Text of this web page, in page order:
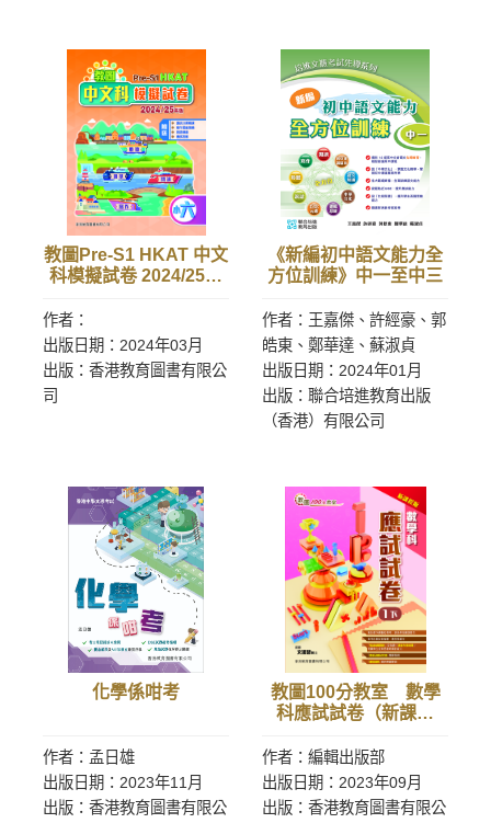
教圖Pre-S1 HKAT 中文
科模擬試卷 2024/25年
作者：
出版日期：2024年03月
出版：香港教育圖書有限公
司
《新編初中語文能力全
方位訓練》中一至中三
作者：王嘉傑、許經豪、郭
皓東、鄭華達、蘇淑貞
出版日期：2024年01月
出版：聯合培進教育出版
（香港）有限公司
化學係咁考
作者：孟日雄
出版日期：2023年11月
出版：香港教育圖書有限公
教圖100分教室 數學
科應試試卷（新課程
作者：編輯出版部
出版日期：2023年09月
出版：香港教育圖書有限公